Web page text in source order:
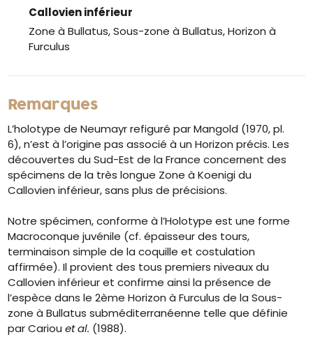
Callovien inférieur
Zone à Bullatus, Sous-zone à Bullatus, Horizon à
Furculus
Remarques
L’holotype de Neumayr refiguré par Mangold (1970, pl.
6), n’est à l’origine pas associé à un Horizon précis. Les
découvertes du Sud-Est de la France concernent des
spécimens de la très longue Zone à Koenigi du
Callovien inférieur, sans plus de précisions.
Notre spécimen, conforme à l’Holotype est une forme
Macroconque juvénile (cf. épaisseur des tours,
terminaison simple de la coquille et costulation
affirmée). Il provient des tous premiers niveaux du
Callovien inférieur et confirme ainsi la présence de
l’espèce dans le 2ème Horizon à Furculus de la Sous-
zone à Bullatus subméditerranéenne telle que définie
par Cariouet al. (1988).